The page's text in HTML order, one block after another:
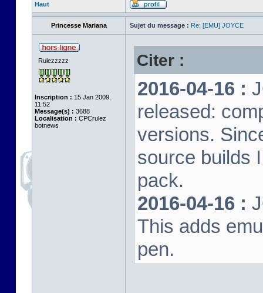
Haut
Princesse Mariana Sujet du message : Re: [EMU] JOYCE
Rulezzzzz
Inscription : 15 Jan 2009,
11:52
Message(s) : 3688
Localisation : CPCrulez
botnews
Citer :
2016-04-16 :
released:
versions.
source builds
pack.
2016-04-16 :
This adds
pen.